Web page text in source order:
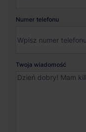
Numer telefonu
Twoja wiadomość